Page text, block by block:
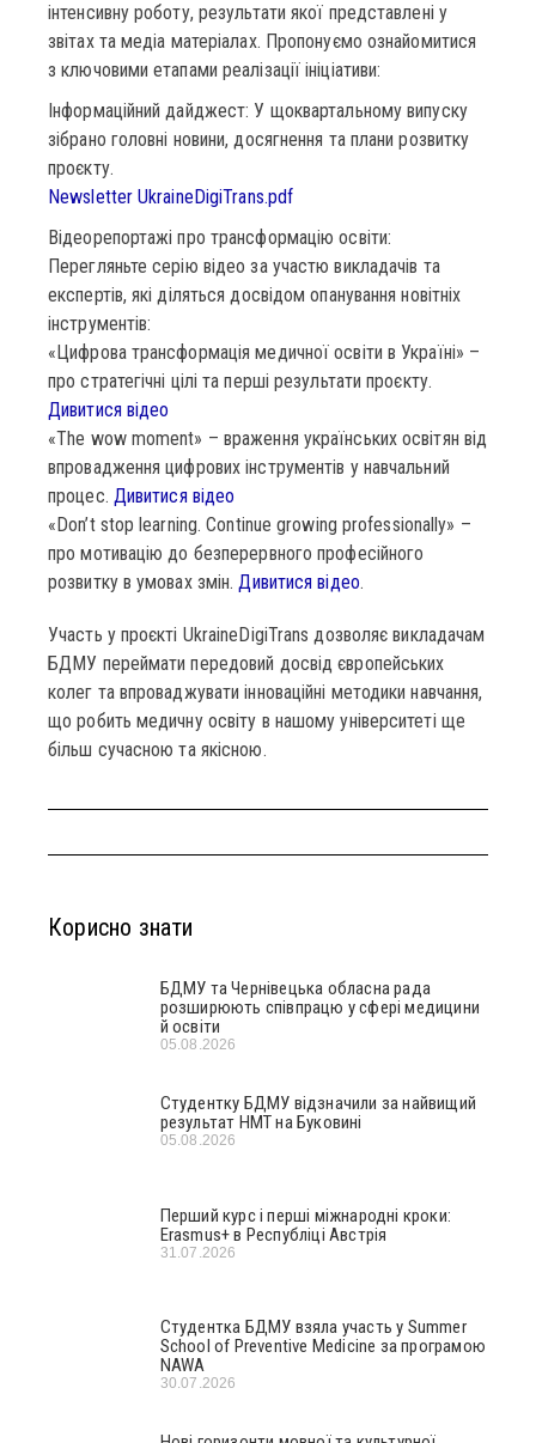
інтенсивну роботу, результати якої представлені у
звітах та медіа матеріалах. Пропонуємо ознайомитися
з ключовими етапами реалізації ініціативи:
Інформаційний дайджест: У щоквартальному випуску
зібрано головні новини, досягнення та плани розвитку
проєкту.
Newsletter UkraineDigiTrans.pdf
Відеорепортажі про трансформацію освіти:
Перегляньте серію відео за участю викладачів та
експертів, які діляться досвідом опанування новітніх
інструментів:
«Цифрова трансформація медичної освіти в Україні» –
про стратегічні цілі та перші результати проєкту.
Дивитися відео
«The wow moment» – враження українських освітян від
впровадження цифрових інструментів у навчальний
процес. Дивитися відео
«Don’t stop learning. Continue growing professionally» –
про мотивацію до безперервного професійного
розвитку в умовах змін.Дивитися відео.
Участь у проєкті UkraineDigiTrans дозволяє викладачам
БДМУ переймати передовий досвід європейських
колег та впроваджувати інноваційні методики навчання,
що робить медичну освіту в нашому університеті ще
більш сучасною та якісною.
Корисно знати
БДМУ та Чернівецька обласна рада
розширюють співпрацю у сфері медицини
й освіти
05.08.2026
Студентку БДМУ відзначили за найвищий
результат НМТ на Буковині
05.08.2026
Перший курс і перші міжнародні кроки:
Erasmus+ в Республіці Австрія
31.07.2026
Студентка БДМУ взяла участь у Summer
School of Preventive Medicine за програмою
NAWA
30.07.2026